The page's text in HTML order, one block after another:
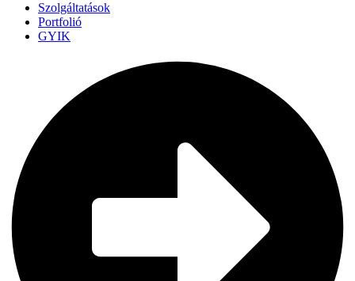
Szolgáltatások
Portfolió
GYIK